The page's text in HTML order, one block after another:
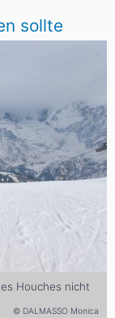
sollte
Houches nicht
© DALMASSO Monica